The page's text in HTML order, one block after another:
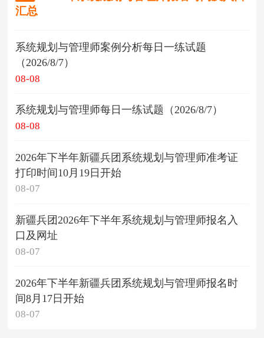
汇总
系统规划与管理师案例分析每日一练试题
（2026/8/7）
08-08
系统规划与管理师每日一练试题（2026/8/7）
08-08
2026年下半年新疆兵团系统规划与管理师准考证
打印时间10月19日开始
08-07
新疆兵团2026年下半年系统规划与管理师报名入
口及网址
08-07
2026年下半年新疆兵团系统规划与管理师报名时
间8月17日开始
08-07